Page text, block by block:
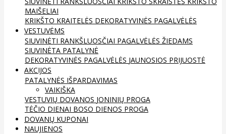
MAIŠELIAI
KRIKŠTO KRAITELĖS DEKORATYVINĖS PAGALVĖLĖS
VESTUVĖMS
SIUVINĖTI RANKŠLUOSČIAI PAGALVĖLĖS ŽIEDAMS
SIUVINĖTA PATALYNĖ
DEKORATYVINĖS PAGALVĖLĖS JAUNOSIOS PRIJUOSTĖ
AKCIJOS
PATALYNĖS IŠPARDAVIMAS
VAIKIŠKA
VESTUVIŲ DOVANOS JONINIŲ PROGA
TĖČIO DIENAI BOSO DIENOS PROGA
DOVANŲ KUPONAI
NAUJIENOS